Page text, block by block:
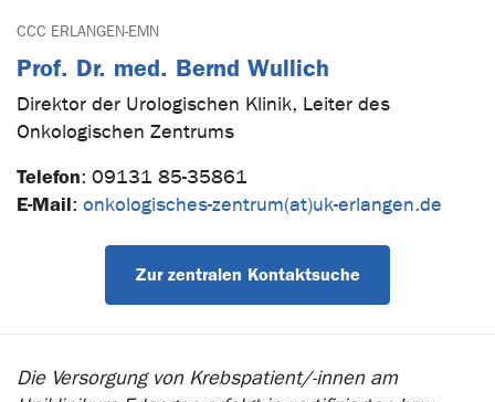
CCC ERLANGEN-EMN
Prof. Dr. med. Bernd Wullich
Direktor der Urologischen Klinik, Leiter des
Onkologischen Zentrums
Telefon: 09131 85-35861
E-Mail: onkologisches-zentrum(at)uk-erlangen.de
Zur zentralen Kontaktsuche
Die Versorgung von Krebspatient/-innen am